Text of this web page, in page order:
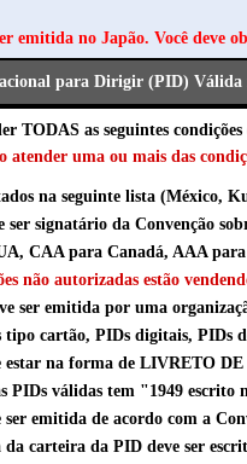
emitida no Japão. Você deve
para Dirigir (PID) Válida
TODAS as seguintes
atender uma ou mais das
na seguinte lista (México,
ser signatário da Convenção
CAA para Canadá, AAA
não autorizadas estão
ser emitida por uma
tipo cartão, PIDs digitais, PIDs
estar na forma de LIVRETO DE
PIDs válidas tem "1949 escrito
emitida de acordo com a
carteira da PID deve ser